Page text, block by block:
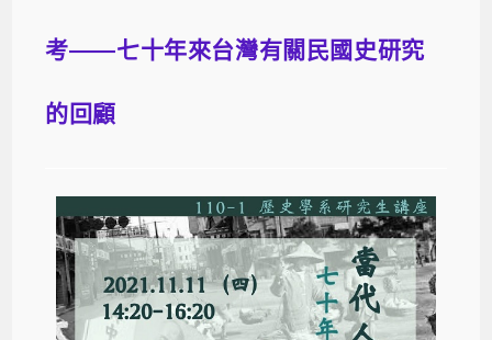
考——七十年來台灣有關民國史研究
的回顧